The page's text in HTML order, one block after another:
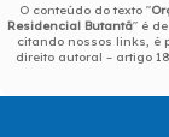
O conteúdo do texto "
Residencial Butantã" é
citando nossos links, é
direito autoral – artigo